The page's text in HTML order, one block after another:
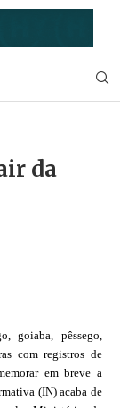
da
goiaba, pêssego,
com registros de
em breve a
(IN) acaba de